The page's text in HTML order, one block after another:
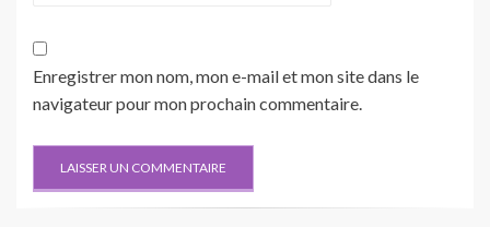
Enregistrer mon nom, mon e-mail et mon site dans le
navigateur pour mon prochain commentaire.